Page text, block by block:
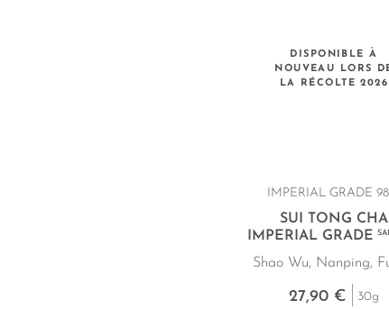
DISPONIBLE À
NOUVEAU LORS
LA RÉCOLTE 2026
IMPERIAL GRADE 98
SUI TONG CHA
IMPERIAL GRADE
Shao Wu, Nanping,
27,90 € 30g